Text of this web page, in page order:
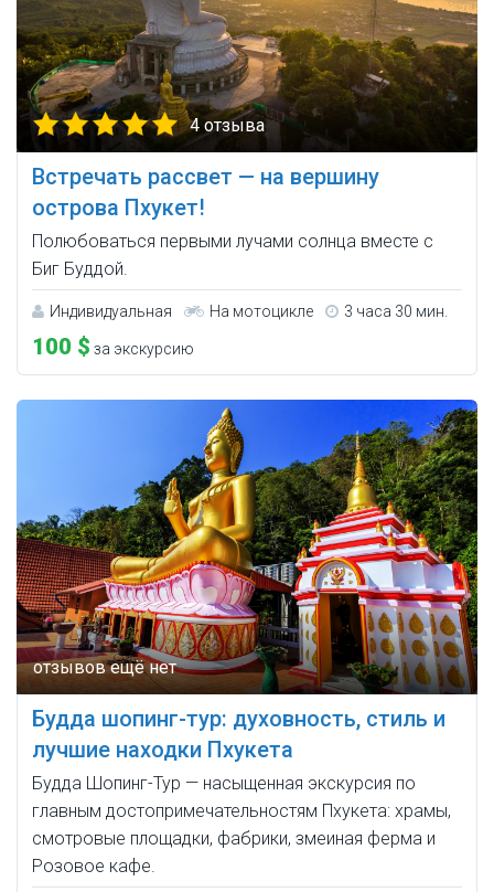
4 отзыва
Встречать рассвет — на вершину
острова Пхукет!
Полюбоваться первыми лучами солнца вместе с
Биг Буддой.
Индивидуальная На мотоцикле 3 часа 30 мин.
100 $ за экскурсию
Будда шопинг-тур: духовность, стиль и
лучшие находки Пхукета
Будда Шопинг-Тур — насыщенная экскурсия по
главным достопримечательностям Пхукета: храмы,
смотровые площадки, фабрики, змеиная ферма и
Розовое кафе.